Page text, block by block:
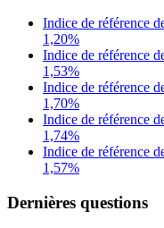
Indice de référence
1,20%
Indice de référence
1,53%
Indice de référence
1,70%
Indice de référence
1,74%
Indice de référence
1,57%
Dernières questions